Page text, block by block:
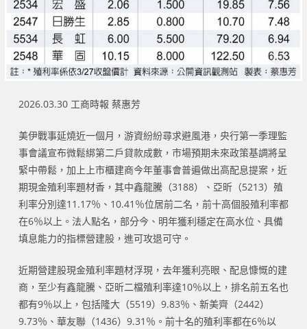
2026.03.30 工商時報 蔡惠芳
美伊戰事延燒近一個月，游資紛紛尋求避風港，央行第一季理監
事會議宣布微鬆綁第二戶貸款成數，市場預期未來政策基調將呈
緊中帶鬆，加上上市櫃建商今年董事會普遍做出高配息提案，近
期現金殖利率題材香，其中鑫龍騰（3188）、亞昕（5213）殖
利率分別達11.17％、10.41％位居前二名，前十高個股殖利率都
在6％以上。法人點名，部分今、明年獲利穩定在高水位、具備
填息能力的指標營建股，進可攻退可守。
近期營建股現金殖利率題材浮現，去年獲利亮眼、配息慷慨的建
商，至少有鑫龍騰、亞昕二檔殖利率達10％以上，排名前五名也
都有9％以上，包括隆大（5519）9.83％、新美齊（2442）
9.73％、華友聯（1436）9.31％。前十名的殖利率都在6％以